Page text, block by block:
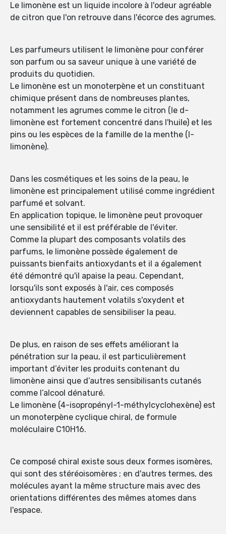
Le limonène est un liquide incolore à l'odeur agréable
de citron que l'on retrouve dans l'écorce des agrumes.
Les parfumeurs utilisent le limonène pour conférer
son parfum ou sa saveur unique à une variété de
produits du quotidien.
Le limonène est un monoterpène et un constituant
chimique présent dans de nombreuses plantes,
notamment les agrumes comme le citron (le d-
limonène est fortement concentré dans l'huile) et les
pins ou les espèces de la famille de la menthe (l-
limonène).
Dans les cosmétiques et les soins de la peau, le
limonène est principalement utilisé comme ingrédient
parfumé et solvant.
En application topique, le limonène peut provoquer
une sensibilité et il est préférable de l'éviter.
Comme la plupart des composants volatils des
parfums, le limonène possède également de
puissants bienfaits antioxydants et il a également
été démontré qu'il apaise la peau. Cependant,
lorsqu'ils sont exposés à l'air, ces composés
antioxydants hautement volatils s'oxydent et
deviennent capables de sensibiliser la peau.
De plus, en raison de ses effets améliorant la
pénétration sur la peau, il est particulièrement
important d’éviter les produits contenant du
limonène ainsi que d’autres sensibilisants cutanés
comme l’alcool dénaturé.
Le limonène (4-isopropényl-1-méthylcyclohexène) est
un monoterpène cyclique chiral, de formule
moléculaire C10H16.
Ce composé chiral existe sous deux formes isomères,
qui sont des stéréoisomères ; en d'autres termes, des
molécules ayant la même structure mais avec des
orientations différentes des mêmes atomes dans
l'espace.